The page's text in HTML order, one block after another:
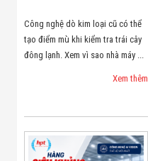
Công nghệ dò kim loại cũ có thể
tạo điểm mù khi kiểm tra trái cây
đông lạnh. Xem vì sao nhà máy ...
Xem thêm